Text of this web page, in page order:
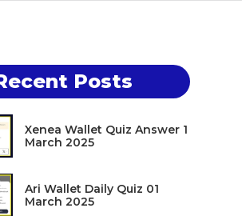
Posts
Xenea Wallet Quiz Answer 1
March 2025
Ari Wallet Daily Quiz 01
March 2025